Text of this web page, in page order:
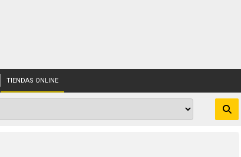
TIENDAS ONLINE